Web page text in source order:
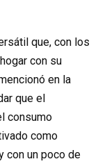
que, con los
con su
en la
que el
consumo
como
con un poco de